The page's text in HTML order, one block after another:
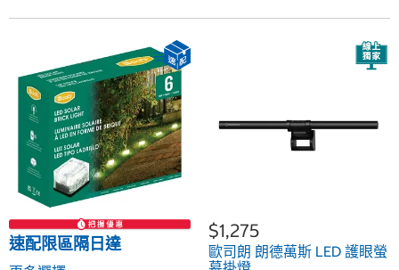
速配限區隔日達
$1,275
歐司朗 朗德萬斯 LED 護眼螢